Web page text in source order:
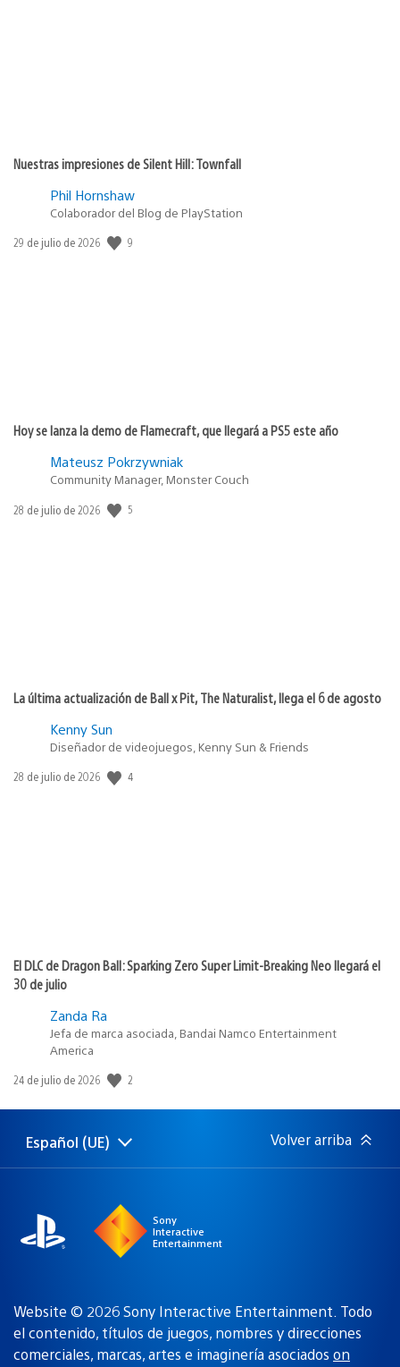
Nuestras impresiones de Silent Hill: Townfall
Phil Hornshaw
Colaborador del Blog de PlayStation
Fecha
29 de julio de 2026 9
Hoy se lanza la demo de Flamecraft, que llegará a PS5 este año
Mateusz Pokrzywniak
Community Manager, Monster Couch
Fecha
28 de julio de 2026 5
La última actualización de Ball x Pit, The Naturalist, llega el 6 de agosto
Kenny Sun
Diseñador de videojuegos, Kenny Sun & Friends
Fecha
28 de julio de 2026 4
El DLC de Dragon Ball: Sparking Zero Super Limit-Breaking Neo llegará el
30 de julio
Zanda Ra
Jefa de marca asociada, Bandai Namco Entertainment
America
Fecha
publicación:
24 de julio de 2026 2
Selecciona
una
Región
actual:
Español (UE) Volver arriba
Sony
Interactive
Entertainment
Website © 2026 Sony Interactive Entertainment. Todo
el contenido, títulos de juegos, nombres y direcciones
comerciales, marcas, artes e imaginería asociados on